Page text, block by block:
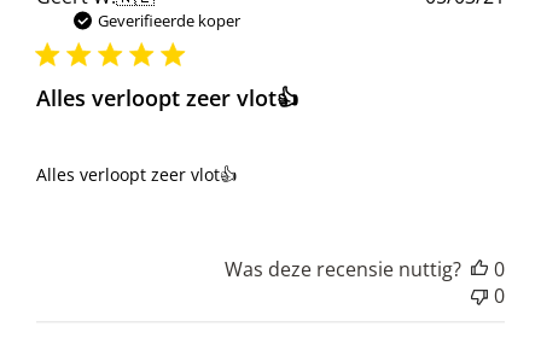
Geverifieerde koper
Alles verloopt zeer vlot👍
Alles verloopt zeer vlot👍
Was deze recensie nuttig?
0
0